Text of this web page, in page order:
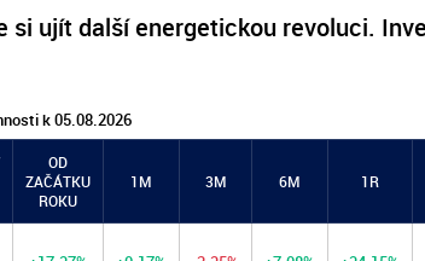
si ujít další energetickou revoluci.
k 05.08.2026
OD
ZAČÁTKU
ROKU
1M 3M 6M 1R